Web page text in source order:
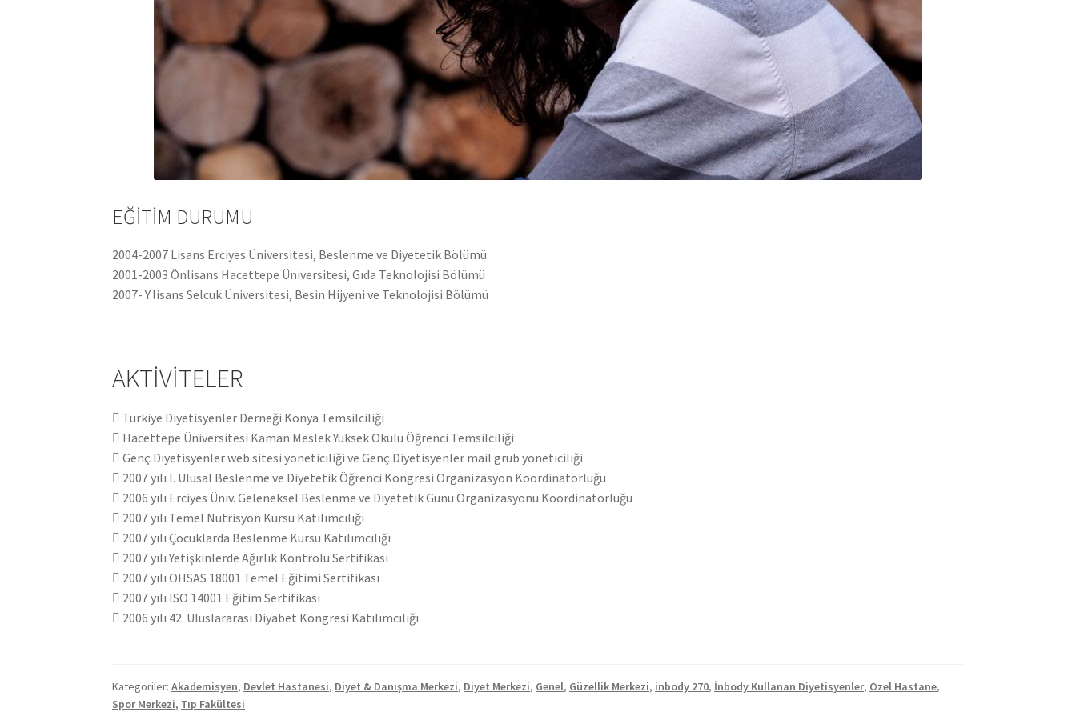
EĞİTİM DURUMU
2004-2007 Lisans Erciyes Üniversitesi, Beslenme ve Diyetetik Bölümü
2001-2003 Önlisans Hacettepe Üniversitesi, Gıda Teknolojisi Bölümü
2007- Y.lisans Selcuk Üniversitesi, Besin Hijyeni ve Teknolojisi Bölümü
AKTİVİTELER
 Türkiye Diyetisyenler Derneği Konya Temsilciliği
 Hacettepe Üniversitesi Kaman Meslek Yüksek Okulu Öğrenci Temsilciliği
 Genç Diyetisyenler web sitesi yöneticiliği ve Genç Diyetisyenler mail grub yöneticiliği
 2007 yılı I. Ulusal Beslenme ve Diyetetik Öğrenci Kongresi Organizasyon Koordinatörlüğü
 2006 yılı Erciyes Üniv. Geleneksel Beslenme ve Diyetetik Günü Organizasyonu Koordinatörlüğü
 2007 yılı Temel Nutrisyon Kursu Katılımcılığı
 2007 yılı Çocuklarda Beslenme Kursu Katılımcılığı
 2007 yılı Yetişkinlerde Ağırlık Kontrolu Sertifikası
 2007 yılı OHSAS 18001 Temel Eğitimi Sertifikası
 2007 yılı ISO 14001 Eğitim Sertifikası
 2006 yılı 42. Uluslararası Diyabet Kongresi Katılımcılığı
Kategoriler:Akademisyen, Devlet Hastanesi, Diyet & Danışma Merkezi, Diyet Merkezi, Genel, Güzellik Merkezi, inbody 270, İnbody Kullanan Diyetisyenler, Özel Hastane,
Spor Merkezi, Tıp Fakültesi